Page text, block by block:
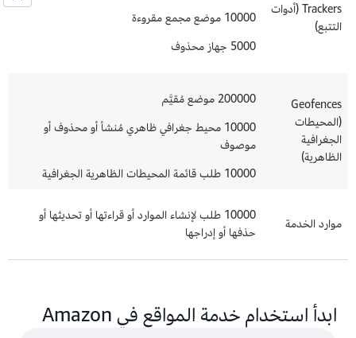
Trackers (أدوات
التتبع)
10000 موضع مجمع مقروءة
5000 جهاز محذوف
Geofences
(المحيطات
الجغرافية
الظاهرية)
200000 موضع مُقيَّم
10000 محيط جغرافي ظاهري مُنشأ أو محذوف أو
موصوف
10000 طلب قائمة المحيطات الظاهرية الجغرافية
موارد الخدمة
10000 طلب لإنشاء الموارد أو قراءتها أو تحديثها أو
حذفها أو إدراجها
ابدأ استخدام خدمة المواقع في Amazon